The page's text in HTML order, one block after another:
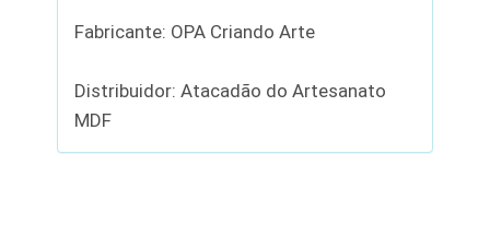
Fabricante: OPA Criando Arte
Distribuidor: Atacadão do Artesanato
MDF